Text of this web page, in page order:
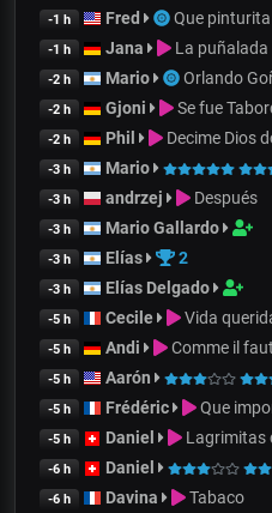
-1 h Fred Que pinturita
-1 h Jana La puñalada
-2 h Mario Orlando
-2 h Gjoni Se fue
-2 h Phil Decime Dios
-3 h Mario
-3 h andrzej Después
-3 h Mario Gallardo
-3 h Elías 2
-3 h Elías Delgado
-5 h Cecile Vida
-5 h Andi Comme il faut
-5 h Aarón
-5 h Frédéric Que
-5 h Daniel Lagrimitas
-6 h Daniel
-6 h Davina Tabaco